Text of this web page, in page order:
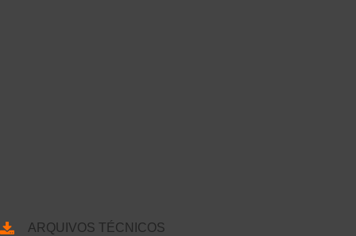
ARQUIVOS TÉCNICOS